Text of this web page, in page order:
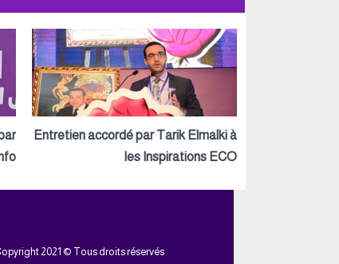
Entretien accordé par Tarik Elmalki à
les Inspirations ECO
2021 © Tous droits réservés